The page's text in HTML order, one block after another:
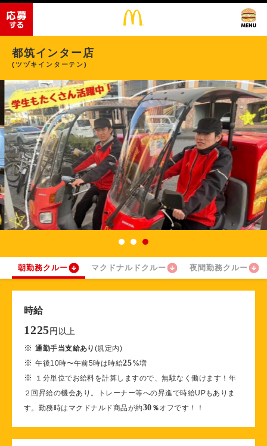
都筑インター店
(ツヅキインターテン)
朝勤務クルー マクドナルドクルー 夜間勤務クルー
時給
1225 円 以上
※通勤手当支給あり (規定内)
※午後10時〜午前5時は時給25%増
※
１分単位でお給料を計算しますので、無駄なく働けます！年
２回昇給の機会あり。トレーナー等への昇進で時給UPもありま
す。勤務時はマクドナルド商品が約30 ％オフです！！